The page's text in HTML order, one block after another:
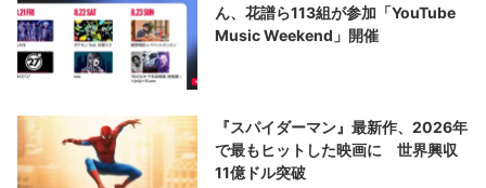
ん、花譜ら113組が参加「YouTube
Music Weekend」開催
『スパイダーマン』最新作、2026年
で最もヒットした映画に 世界興収
11億ドル突破